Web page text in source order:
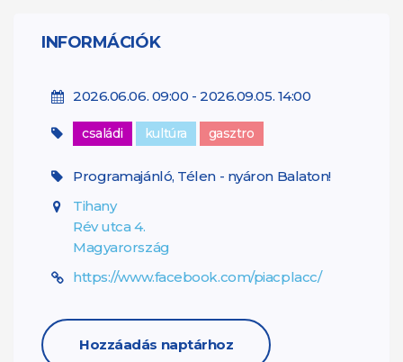
INFORMÁCIÓK
2026.06.06. 09:00 - 2026.09.05. 14:00
családi kultúra gasztro
Programajánló, Télen - nyáron Balaton!
Tihany
Rév utca 4.
Magyarország
https://www.facebook.com/piacplacc/
Hozzáadás naptárhoz